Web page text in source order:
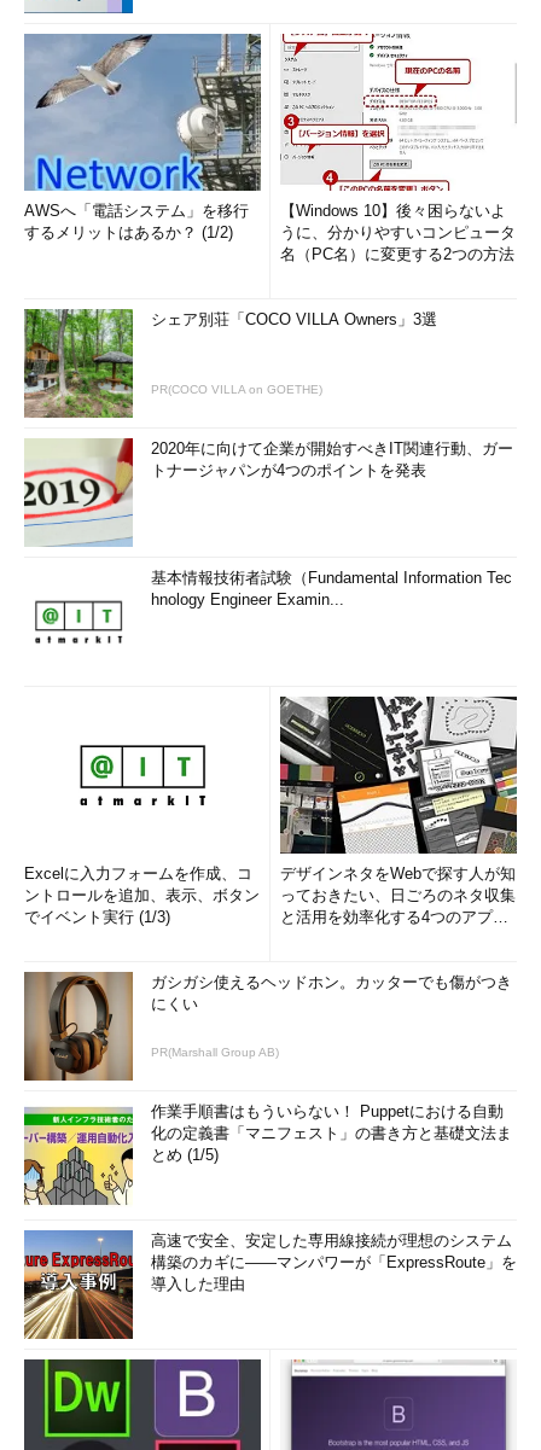
AWSへ「電話システム」を移行
するメリットはあるか？ (1/2)
【Windows 10】後々困らないよ
うに、分かりやすいコンピュータ
名（PC名）に変更する2つの方法
シェア別荘「COCO VILLA Owners」3選
PR(COCO VILLA on GOETHE)
2020年に向けて企業が開始すべきIT関連行動、ガー
トナージャパンが4つのポイントを発表
基本情報技術者試験（Fundamental Information Tec
hnology Engineer Examin...
Excelに入力フォームを作成、コ
ントロールを追加、表示、ボタン
でイベント実行 (1/3)
デザインネタをWebで探す人が知
っておきたい、日ごろのネタ収集
と活用を効率化する4つのアプリ
ガシガシ使えるヘッドホン。カッターでも傷がつき
にくい
PR(Marshall Group AB)
作業手順書はもういらない！ Puppetにおける自動
化の定義書「マニフェスト」の書き方と基礎文法ま
とめ (1/5)
高速で安全、安定した専用線接続が理想のシステム
構築のカギに――マンパワーが「ExpressRoute」を
導入した理由